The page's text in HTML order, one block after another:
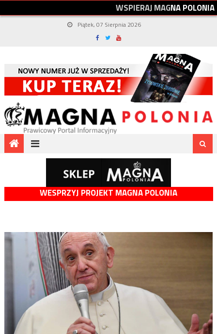
WSPIERAJMAGNAPOLONIA
Piątek, 07 Sierpnia 2026
WESPRZYJ PROJEKT MAGNA POLONIA